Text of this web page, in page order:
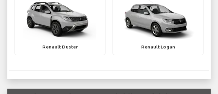
Renault Duster Renault Logan